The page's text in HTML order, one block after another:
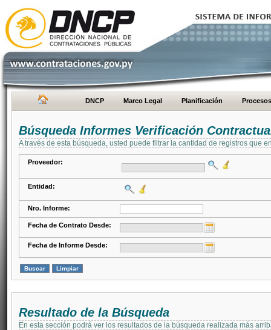
DNCP Marco Legal Planificación Procesos
Búsqueda Informes Verificación
A través de esta búsqueda, usted puede filtrar la cantidad de registros que
Proveedor:
Entidad:
Nro. Informe:
Fecha de Contrato Desde:
Fecha de Informe Desde:
Resultado de la Búsqueda
En esta sección podrá ver los resultados de la búsqueda realizada más